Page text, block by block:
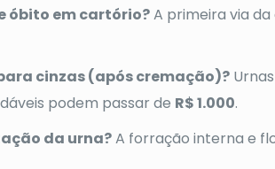
óbito em cartório?A primeira via
cinzas (após cremação)?
podem passar de R$ 1.000.
da urna?A forração interna e